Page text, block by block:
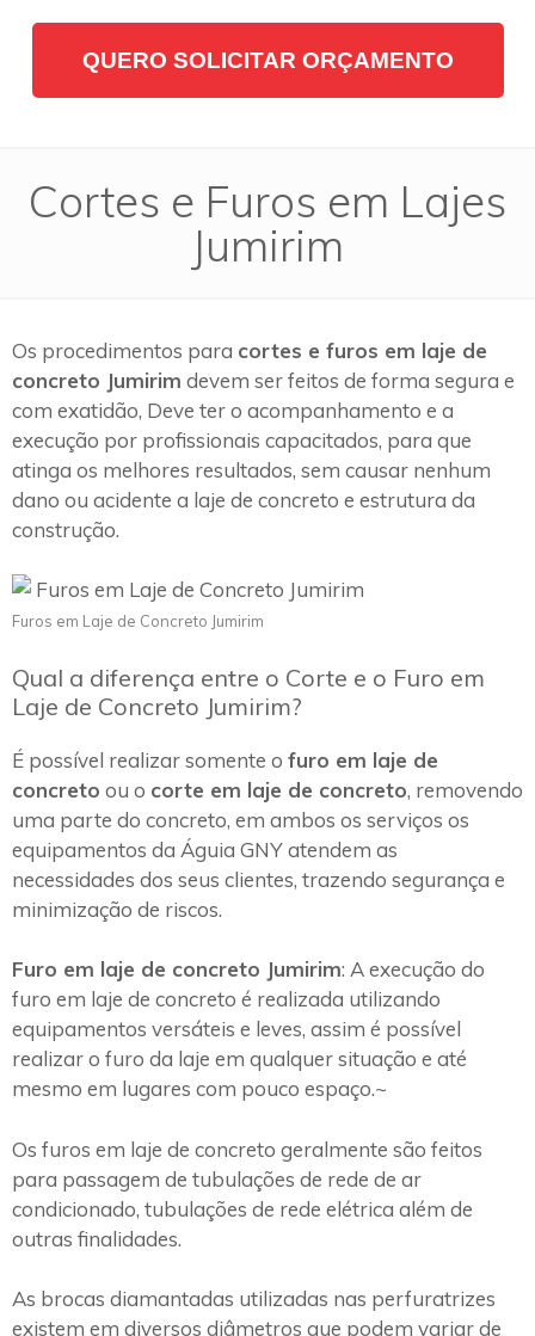
QUERO SOLICITAR ORÇAMENTO
Cortes e Furos em Lajes
Jumirim
Os procedimentos para cortes e furos em laje de
concreto Jumirim devem ser feitos de forma segura e
com exatidão, Deve ter o acompanhamento e a
execução por profissionais capacitados, para que
atinga os melhores resultados, sem causar nenhum
dano ou acidente a laje de concreto e estrutura da
construção.
Furos em Laje de Concreto Jumirim
Qual a diferença entre o Corte e o Furo em
Laje de Concreto Jumirim?
É possível realizar somente o furo em laje de
concreto ou o corte em laje de concreto, removendo
uma parte do concreto, em ambos os serviços os
equipamentos da Águia GNY atendem as
necessidades dos seus clientes, trazendo segurança e
minimização de riscos.
Furo em laje de concreto Jumirim: A execução do
furo em laje de concreto é realizada utilizando
equipamentos versáteis e leves, assim é possível
realizar o furo da laje em qualquer situação e até
mesmo em lugares com pouco espaço.~
Os furos em laje de concreto geralmente são feitos
para passagem de tubulações de rede de ar
condicionado, tubulações de rede elétrica além de
outras finalidades.
As brocas diamantadas utilizadas nas perfuratrizes
existem em diversos diâmetros que podem variar de